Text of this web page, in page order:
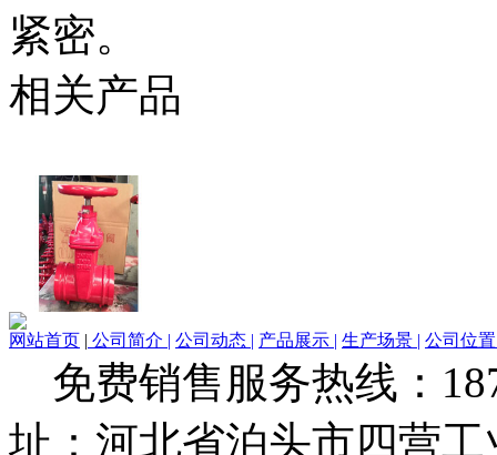
紧密。
相关产品
网站首页 | 公司简介 | 公司动态 | 产品展示 | 生产场景 | 公司位
免费销售服务热线：
址：河北省泊头市四营工